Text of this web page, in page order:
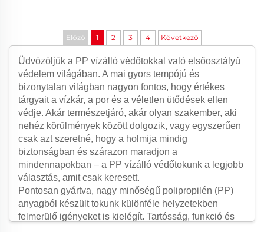
Előző 1 2 3 4 Következő
Üdvözöljük a PP vízálló védőtokkal való elsőosztályú
védelem világában. A mai gyors tempójú és
bizonytalan világban nagyon fontos, hogy értékes
tárgyait a vízkár, a por és a véletlen ütődések ellen
védje. Akár természetjáró, akár olyan szakember, aki
nehéz körülmények között dolgozik, vagy egyszerűen
csak azt szeretné, hogy a holmija mindig
biztonságban és szárazon maradjon a
mindennapokban – a PP vízálló védőtokunk a legjobb
választás, amit csak keresett.
Pontosan gyártva, nagy minőségű polipropilén (PP)
anyagból készült tokunk különféle helyzetekben
felmerülő igényeket is kielégít. Tartósság, funkció és